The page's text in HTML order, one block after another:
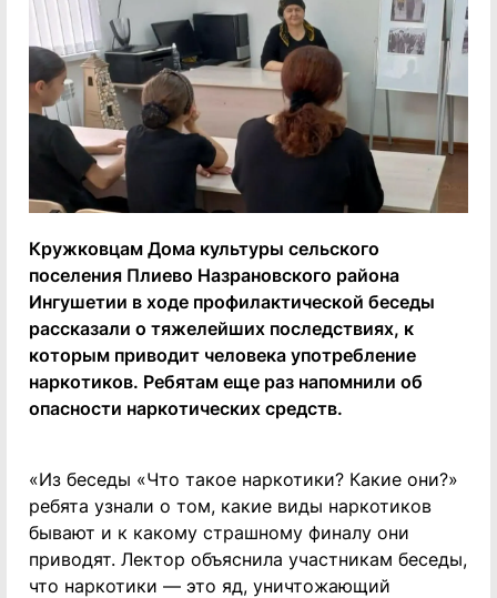
Кружковцам Дома культуры сельского
поселения Плиево Назрановского района
Ингушетии в ходе профилактической беседы
рассказали о тяжелейших последствиях, к
которым приводит человека употребление
наркотиков. Ребятам еще раз напомнили об
опасности наркотических средств.
«Из беседы «Что такое наркотики? Какие они?»
ребята узнали о том, какие виды наркотиков
бывают и к какому страшному финалу они
приводят. Лектор объяснила участникам беседы,
что наркотики — это яд, уничтожающий